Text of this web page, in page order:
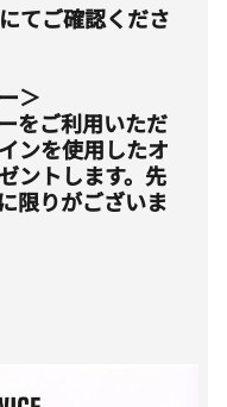
てご確認くださ
＞
をご利用いただ
ンを使用したオ
ントします。先
限りがございま